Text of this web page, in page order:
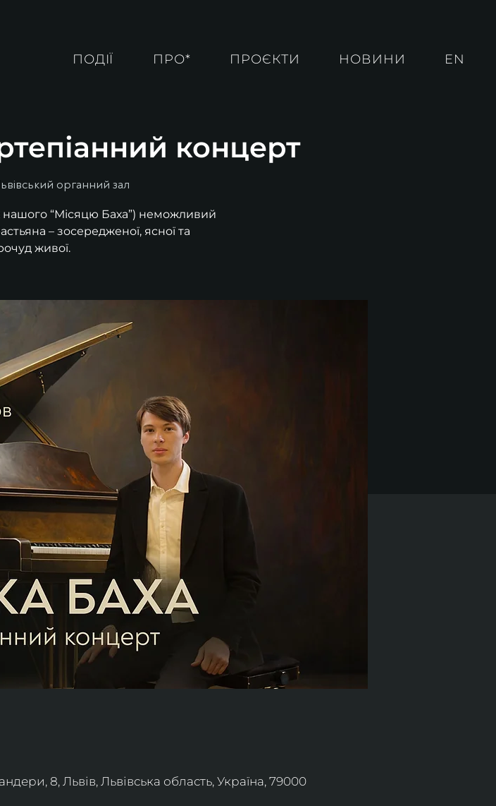
ПОДІЇ ПРО* ПРОЄКТИ НОВИНИ EN
концерт
органний зал
“Місяцю Баха”) неможливий
– зосередженої, ясної та
живої.
8, Львів, Львівська область, Україна, 79000